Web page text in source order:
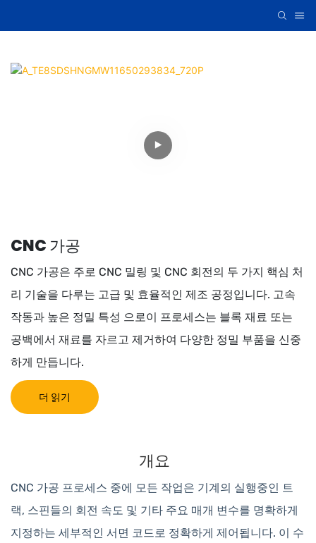
CNC 가공
CNC 가공은 주로 CNC 밀링 및 CNC 회전의 두 가지 핵심 처
리 기술을 다루는 고급 및 효율적인 제조 공정입니다. 고속
작동과 높은 정밀 특성 으로이 프로세스는 블록 재료 또는
공백에서 재료를 자르고 제거하여 다양한 정밀 부품을 신중
하게 만듭니다.
더 읽기
개요
CNC 가공 프로세스 중에 모든 작업은 기계의 실행중인 트
랙, 스핀들의 회전 속도 및 기타 주요 매개 변수를 명확하게
지정하는 세부적인 서면 코드로 정확하게 제어됩니다. 이 수